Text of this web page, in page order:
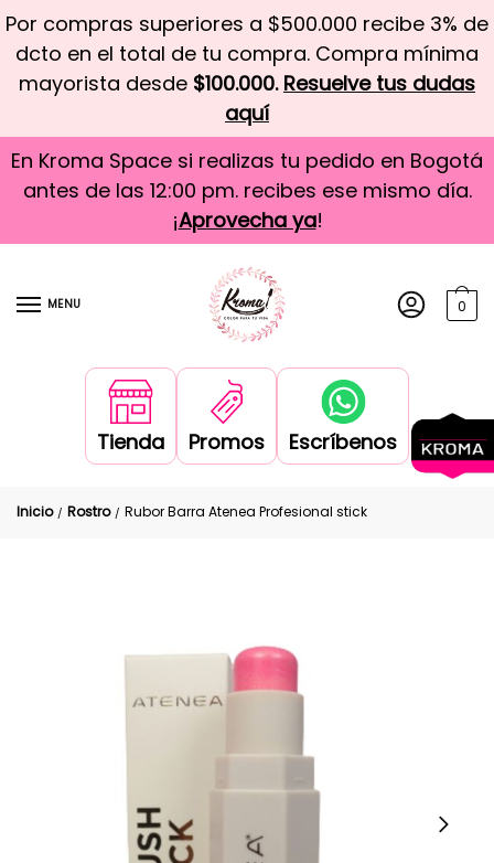
Por compras superiores a $500.000 recibe 3% de
dcto en el total de tu compra. Compra mínima
mayorista desde $100.000. Resuelve tus dudas
aquí
En Kroma Space si realizas tu pedido en Bogotá
antes de las 12:00 pm. recibes ese mismo día.
¡Aprovecha ya!
MENU 0
Tienda Promos Escríbenos
Inicio / Rostro / Rubor Barra Atenea Profesional stick